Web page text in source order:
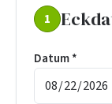
1
Datum *